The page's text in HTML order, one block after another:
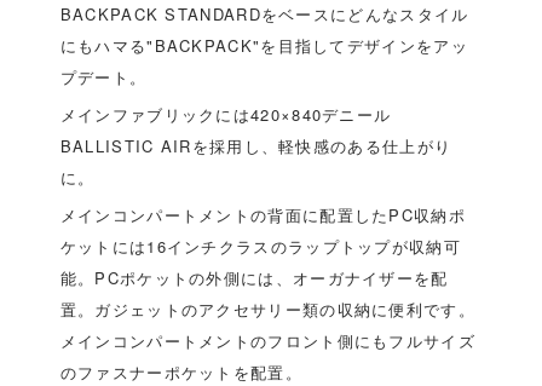
BACKPACK STANDARDをベースにどんなスタイル
にもハマる"BACKPACK"を目指してデザインをアッ
プデート。
メインファブリックには420×840デニール
BALLISTIC AIRを採用し、軽快感のある仕上がり
に。
メインコンパートメントの背面に配置したPC収納ポ
ケットには16インチクラスのラップトップが収納可
能。PCポケットの外側には、オーガナイザーを配
置。ガジェットのアクセサリー類の収納に便利です。
メインコンパートメントのフロント側にもフルサイズ
のファスナーポケットを配置。